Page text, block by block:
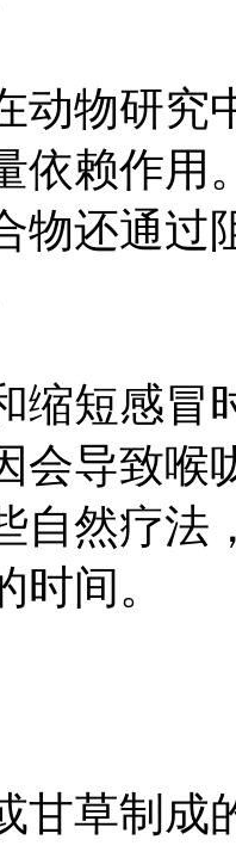
动物研究
依赖作用
物还通过
缩短感冒
会导致喉
自然疗法
间。
甘草制成